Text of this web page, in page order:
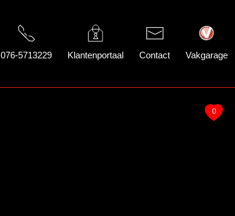
076-5713229 Klantenportaal Contact Vakgarage
0